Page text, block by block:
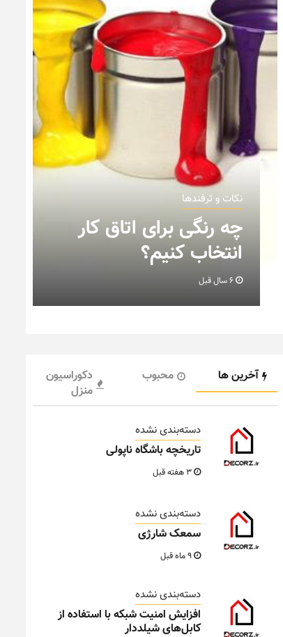
نکات و ترفندها
چه رنگی برای اتاق کار
انتخاب کنیم؟
آخرین ها محبوب
دکوراسیون
منزل
دسته‌بندی نشده
تاریخچه باشگاه ناپولی
دسته‌بندی نشده
سمعک شارژی
دسته‌بندی نشده
افزایش امنیت شبکه با استفاده از
کابل‌های شیلددار